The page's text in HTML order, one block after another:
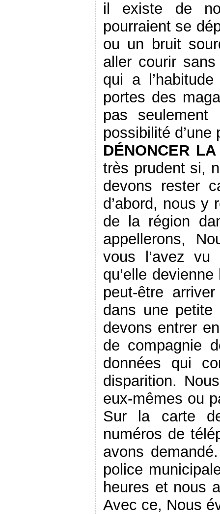
il existe de
pourraient se
ou un bruit
aller courir
qui a
portes des
pas
possibilité d’une
DÉNONCER
très prudent si,
devons rester
d’abord, nous y
de la région
appellerons,
vous l’avez
qu’elle
peut-être
dans une petite
devons entrer
de compagnie
données qui
disparition.
eux-mêmes ou
Sur la carte
numéros de
avons
police
heures et nous
Avec ce, Nous